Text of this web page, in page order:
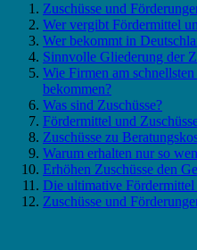
Zuschüsse und
Wer vergibt Fördermittel
Wer bekommt in
Sinnvolle Gliederung der
Wie Firmen am
bekommen?
Was sind Zuschüsse?
Fördermittel und
Zuschüsse zu
Warum erhalten nur so
Erhöhen Zuschüsse den
Die ultimative Fördermittel
Zuschüsse und